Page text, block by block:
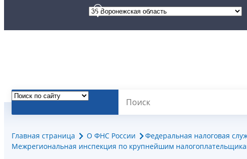
Главная страница О ФНС России Федеральная налоговая
Межрегиональная инспекция по крупнейшим